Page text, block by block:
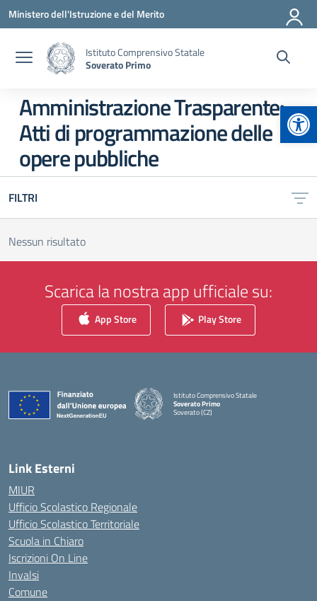
Vai ai contenuti
Vai al menu di navigazione
Vai al footer
Ministero dell'Istruzione e del Merito
Istituto Comprensivo Statale
Soverato Primo
Amministrazione Trasparente:
Atti di programmazione delle
opere pubbliche
FILTRI
Nessun risultato
Scarica la nostra app ufficiale su:
App Store Play Store
Istituto Comprensivo Statale
Soverato Primo
Soverato (CZ)
Link Esterni
MIUR
Ufficio Scolastico Regionale
Ufficio Scolastico Territoriale
Scuola in Chiaro
Iscrizioni On Line
Invalsi
Comune